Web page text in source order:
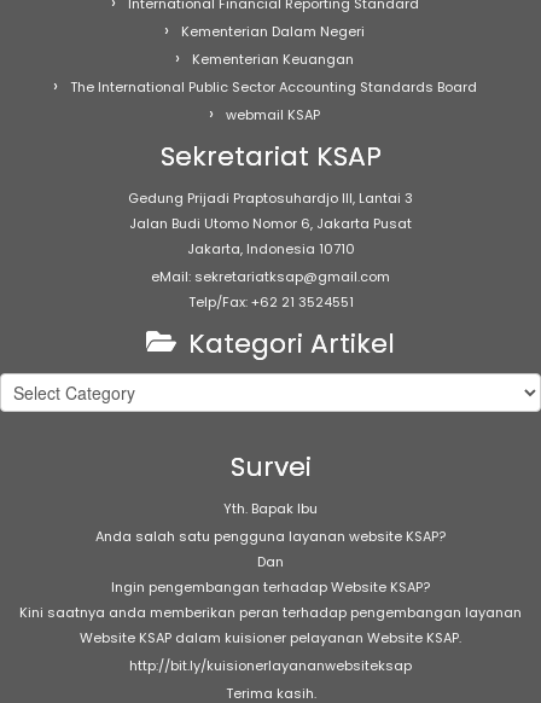
Kementerian Dalam Negeri
Kementerian Keuangan
The International Public Sector Accounting Standards Board
webmail KSAP
Sekretariat KSAP
Gedung Prijadi Praptosuhardjo III, Lantai 3
Jalan Budi Utomo Nomor 6, Jakarta Pusat
Jakarta, Indonesia 10710
eMail: sekretariatksap@gmail.com
Telp/Fax: +62 21 3524551
Kategori Artikel
Kategori
Artikel
Survei
Yth. Bapak Ibu
Anda salah satu pengguna layanan website KSAP?
Dan
Ingin pengembangan terhadap Website KSAP?
Kini saatnya anda memberikan peran terhadap pengembangan layanan
Website KSAP dalam kuisioner pelayanan Website KSAP.
http://bit.ly/kuisionerlayananwebsiteksap
Terima kasih.